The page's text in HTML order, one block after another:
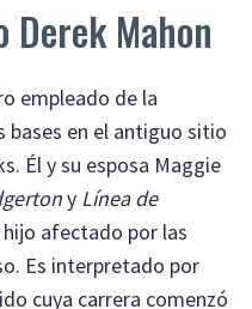
Derek Mahon
empleado de la
bases en el antiguo sitio
Él y su esposa Maggie
y Línea de
afectado por las
Es interpretado por
cuya carrera comenzó